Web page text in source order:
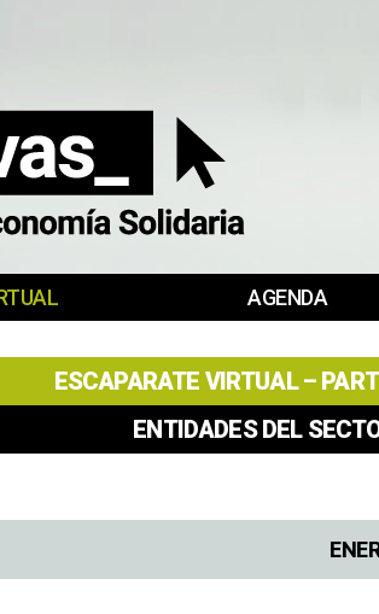
AGENDA
ESCAPARATE VIRTUAL –
ENTIDADES DEL